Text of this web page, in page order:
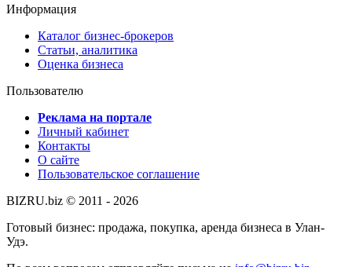
Информация
Каталог бизнес-брокеров
Статьи, аналитика
Оценка бизнеса
Пользователю
Реклама на портале
Личный кабинет
Контакты
О сайте
Пользовательское соглашение
BIZRU.biz © 2011 - 2026
Готовый бизнес: продажа, покупка, аренда бизнеса в Улан-
Удэ.